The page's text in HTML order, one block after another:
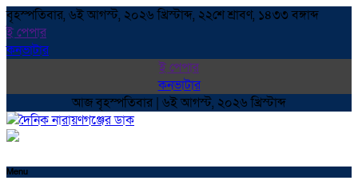
বৃহস্পতিবার, ৬ই আগস্ট, ২০২৬ খ্রিস্টাব্দ, ২২শে শ্রাবণ, ১৪৩৩ বঙ্গাব্দ
ই পেপার
কনভাটার
ই পেপার
কনভাটার
আজ বৃহস্পতিবার | ৬ই আগস্ট, ২০২৬ খ্রিস্টাব্দ
Menu